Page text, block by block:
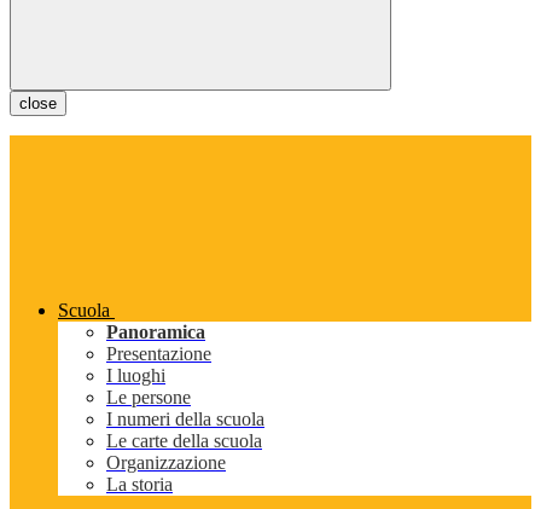
close
Scuola
Panoramica
Presentazione
I luoghi
Le persone
I numeri della scuola
Le carte della scuola
Organizzazione
La storia